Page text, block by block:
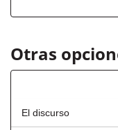
Otras
El discurso